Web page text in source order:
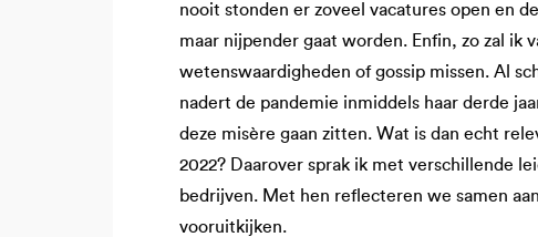
nooit stonden er zoveel vacatures open en
maar nijpender gaat worden. Enfin, zo zal
wetenswaardigheden of gossip missen. Al
nadert de pandemie inmiddels haar derde
deze misère gaan zitten. Wat is dan echt
2022? Daarover sprak ik met verschillende
bedrijven. Met hen reflecteren we samen
vooruitkijken.